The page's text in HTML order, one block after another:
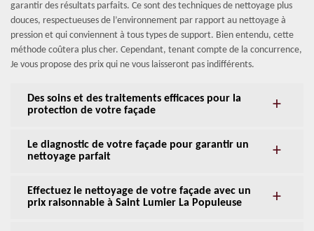
garantir des résultats parfaits. Ce sont des techniques de nettoyage plus
douces, respectueuses de l’environnement par rapport au nettoyage à
pression et qui conviennent à tous types de support. Bien entendu, cette
méthode coûtera plus cher. Cependant, tenant compte de la concurrence,
Je vous propose des prix qui ne vous laisseront pas indifférents.
Des soins et des traitements efficaces pour la
protection de votre façade
Le diagnostic de votre façade pour garantir un
nettoyage parfait
Effectuez le nettoyage de votre façade avec un
prix raisonnable à Saint Lumier La Populeuse